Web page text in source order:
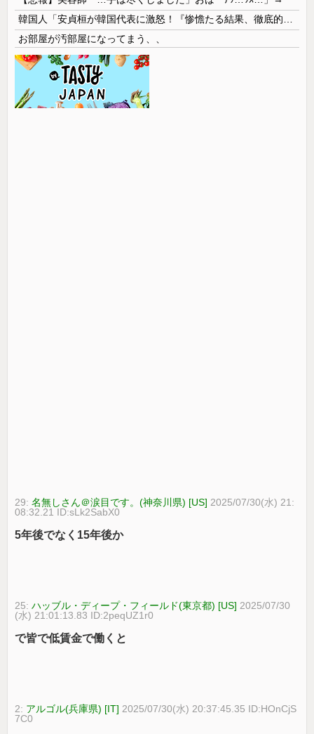
お部屋が汚部屋になってまう、、
29:名無しさん＠涙目です。(神奈川県) [US] 2025/07/30(水) 21:
08:32.21 ID:sLk2SabX0
5年後でなく15年後か
25:ハッブル・ディープ・フィールド(東京都) [US] 2025/07/30
(水) 21:01:13.83 ID:2peqUZ1r0
で皆で低賃金で働くと
2: アルゴル(兵庫県) [IT] 2025/07/30(水) 20:37:45.35 ID:HOnCjS
7C0